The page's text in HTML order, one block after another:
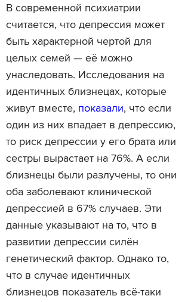
В современной психиатрии
считается, что депрессия может
быть характерной чертой для
целых семей — её можно
унаследовать. Исследования на
идентичных близнецах, которые
живут вместе, показали, что если
один из них впадает в депрессию,
то риск депрессии у его брата или
сестры вырастает на 76%. А если
близнецы были разлучены, то они
оба заболевают клинической
депрессией в 67% случаев. Эти
данные указывают на то, что в
развитии депрессии силён
генетический фактор. Однако то,
что в случае идентичных
близнецов показатель всё-таки